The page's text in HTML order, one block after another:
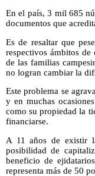
En el país, 3 mil 685
documentos que
Es de resaltar que
respectivos ámbitos
de las familias
no logran cambiar la
Este problema se
y en muchas
como su propiedad la
financiarse.
A 11 años de existir
posibilidad de
beneficio de
representa más de 50